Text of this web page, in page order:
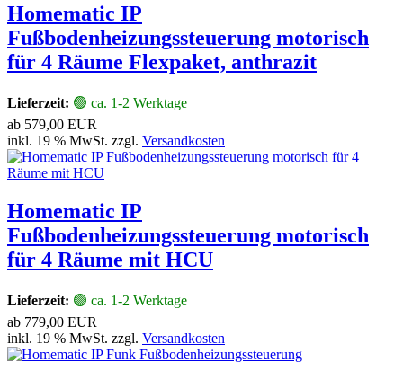
Homematic IP
Fußbodenheizungssteuerung motorisch
für 4 Räume Flexpaket, anthrazit
Lieferzeit: 🟢 ca. 1-2 Werktage
ab 579,00 EUR
inkl. 19 % MwSt. zzgl. Versandkosten
Homematic IP
Fußbodenheizungssteuerung motorisch
für 4 Räume mit HCU
Lieferzeit: 🟢 ca. 1-2 Werktage
ab 779,00 EUR
inkl. 19 % MwSt. zzgl. Versandkosten